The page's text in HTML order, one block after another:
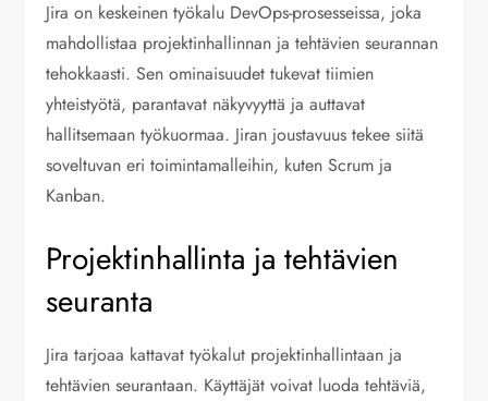
Jira on keskeinen työkalu DevOps-prosesseissa, joka
mahdollistaa projektinhallinnan ja tehtävien seurannan
tehokkaasti. Sen ominaisuudet tukevat tiimien
yhteistyötä, parantavat näkyvyyttä ja auttavat
hallitsemaan työkuormaa. Jiran joustavuus tekee siitä
soveltuvan eri toimintamalleihin, kuten Scrum ja
Kanban.
Projektinhallinta ja tehtävien
seuranta
Jira tarjoaa kattavat työkalut projektinhallintaan ja
tehtävien seurantaan. Käyttäjät voivat luoda tehtäviä,